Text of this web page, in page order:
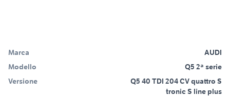
Marca
AUDI
Modello
Q5 2ª serie
Versione
Q5 40 TDI 204 CV quattro S
tronic S line plus